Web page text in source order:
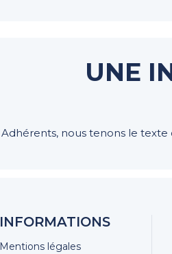
UNE
Adhérents, nous tenons le
INFORMATIONS
Mentions légales